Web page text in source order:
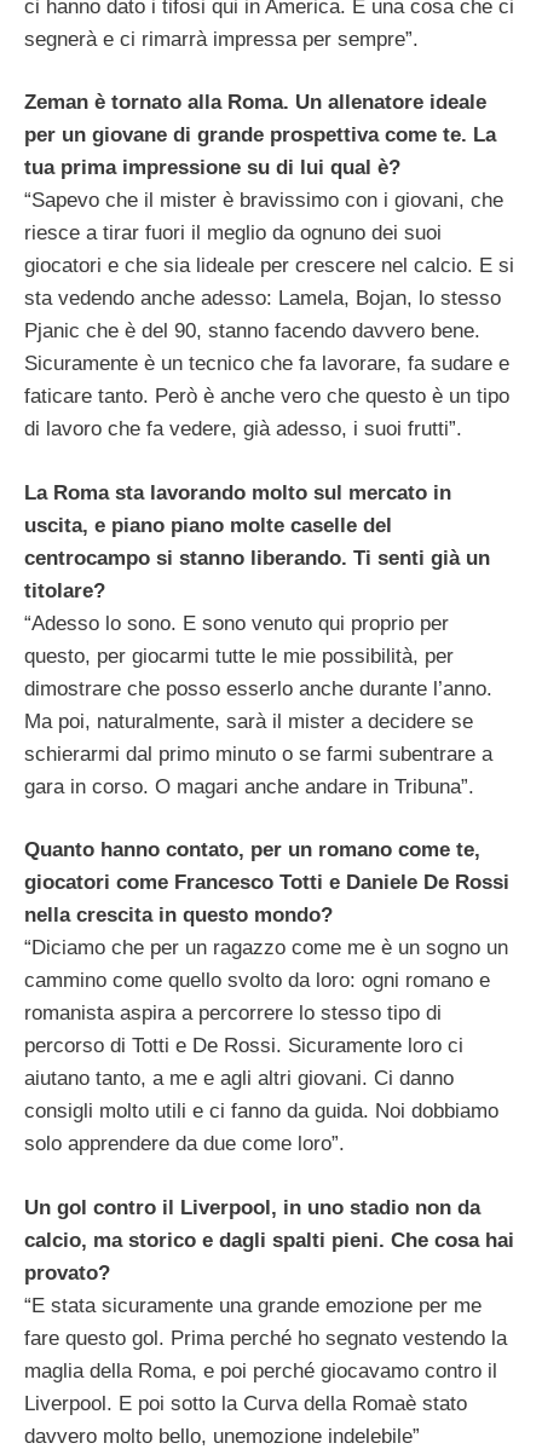
ci hanno dato i tifosi qui in America. È una cosa che ci
segnerà e ci rimarrà impressa per sempre”.
Zeman è tornato alla Roma. Un allenatore ideale
per un giovane di grande prospettiva come te. La
tua prima impressione su di lui qual è?
“Sapevo che il mister è bravissimo con i giovani, che
riesce a tirar fuori il meglio da ognuno dei suoi
giocatori e che sia lideale per crescere nel calcio. E si
sta vedendo anche adesso: Lamela, Bojan, lo stesso
Pjanic che è del 90, stanno facendo davvero bene.
Sicuramente è un tecnico che fa lavorare, fa sudare e
faticare tanto. Però è anche vero che questo è un tipo
di lavoro che fa vedere, già adesso, i suoi frutti”.
La Roma sta lavorando molto sul mercato in
uscita, e piano piano molte caselle del
centrocampo si stanno liberando. Ti senti già un
titolare?
“Adesso lo sono. E sono venuto qui proprio per
questo, per giocarmi tutte le mie possibilità, per
dimostrare che posso esserlo anche durante l’anno.
Ma poi, naturalmente, sarà il mister a decidere se
schierarmi dal primo minuto o se farmi subentrare a
gara in corso. O magari anche andare in Tribuna”.
Quanto hanno contato, per un romano come te,
giocatori come Francesco Totti e Daniele De Rossi
nella crescita in questo mondo?
“Diciamo che per un ragazzo come me è un sogno un
cammino come quello svolto da loro: ogni romano e
romanista aspira a percorrere lo stesso tipo di
percorso di Totti e De Rossi. Sicuramente loro ci
aiutano tanto, a me e agli altri giovani. Ci danno
consigli molto utili e ci fanno da guida. Noi dobbiamo
solo apprendere da due come loro”.
Un gol contro il Liverpool, in uno stadio non da
calcio, ma storico e dagli spalti pieni. Che cosa hai
provato?
“E stata sicuramente una grande emozione per me
fare questo gol. Prima perché ho segnato vestendo la
maglia della Roma, e poi perché giocavamo contro il
Liverpool. E poi sotto la Curva della Romaè stato
davvero molto bello, unemozione indelebile”